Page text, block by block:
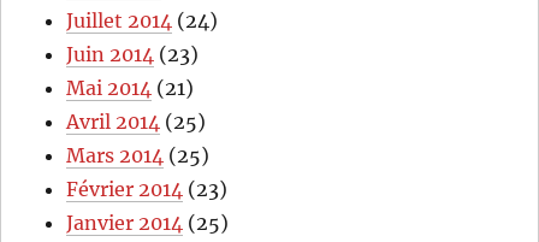
Juillet 2014 (24)
Juin 2014 (23)
Mai 2014 (21)
Avril 2014 (25)
Mars 2014 (25)
Février 2014 (23)
Janvier 2014 (25)